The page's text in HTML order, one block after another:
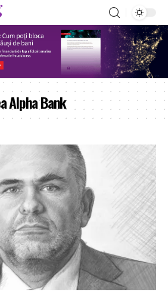
Alpha Bank